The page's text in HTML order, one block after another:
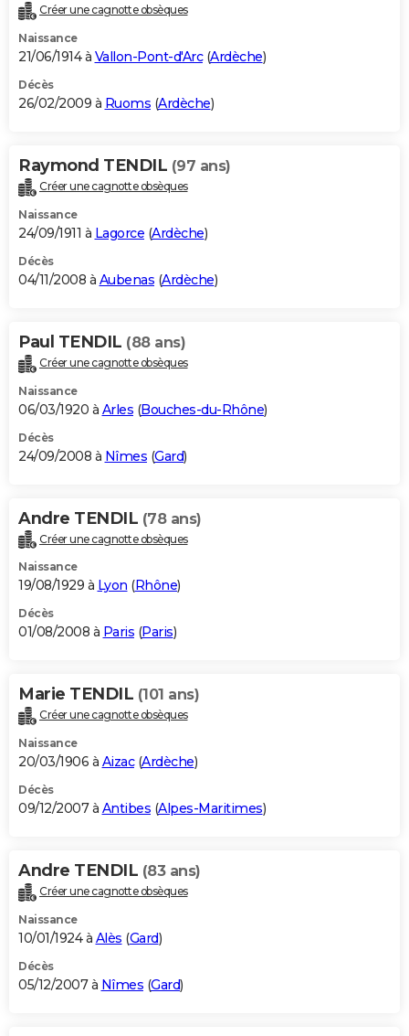
Créer une cagnotte obsèques
Naissance
21/06/1914 à Vallon-Pont-d'Arc(Ardèche)
Décès
26/02/2009 à Ruoms (Ardèche)
Raymond TENDIL (97 ans)
Créer une cagnotte obsèques
Naissance
24/09/1911 à Lagorce (Ardèche)
Décès
04/11/2008 à Aubenas (Ardèche)
Paul TENDIL (88 ans)
Créer une cagnotte obsèques
Naissance
06/03/1920 à Arles (Bouches-du-Rhône)
Décès
24/09/2008 à Nîmes (Gard)
Andre TENDIL (78 ans)
Créer une cagnotte obsèques
Naissance
19/08/1929 à Lyon (Rhône)
Décès
01/08/2008 à Paris (Paris)
Marie TENDIL (101 ans)
Créer une cagnotte obsèques
Naissance
20/03/1906 à Aizac(Ardèche)
Décès
09/12/2007 à Antibes (Alpes-Maritimes)
Andre TENDIL (83 ans)
Créer une cagnotte obsèques
Naissance
10/01/1924 à Alès (Gard)
Décès
05/12/2007 à Nîmes (Gard)